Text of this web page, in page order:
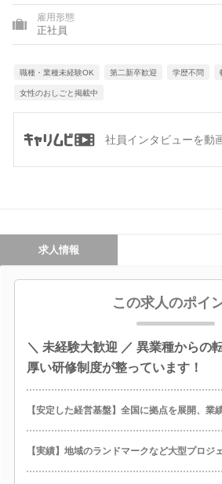
県、香川県、愛媛県、高知県、福岡県
県、大分県、宮崎県、鹿児島県、沖縄県
雇用形態
正社員
職種・業種未経験OK 第二新卒歓迎 学歴不問
女性のおしごと掲載中
社員インタビューを動
求人情報
この求人のポイ
＼ 未経験大歓迎 ／ 異業種からの
厚い研修制度が整っています！
【安定した経営基盤】全国に拠点を展開、業
【実績】地域のランドマークなど大型プロジ